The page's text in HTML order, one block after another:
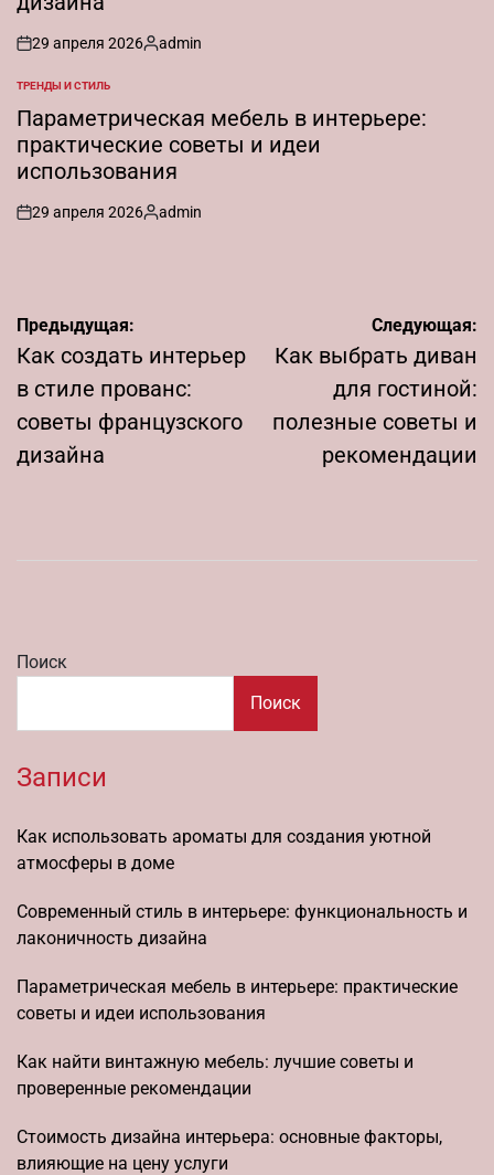
on
29 апреля 2026
Запись
admin
ОПУБЛИКОВАНО
В
ТРЕНДЫ И СТИЛЬ
Параметрическая мебель в интерьере:
практические советы и идеи
использования
on
29 апреля 2026
Запись
admin
Навигация
по
записям
Предыдущая:
Как создать интерьер
в стиле прованс:
советы французского
дизайна
Следующая:
Как выбрать диван
для гостиной:
полезные советы и
рекомендации
Поиск
Поиск
Записи
Как использовать ароматы для создания уютной
атмосферы в доме
Современный стиль в интерьере: функциональность и
лаконичность дизайна
Параметрическая мебель в интерьере: практические
советы и идеи использования
Как найти винтажную мебель: лучшие советы и
проверенные рекомендации
Стоимость дизайна интерьера: основные факторы,
влияющие на цену услуги